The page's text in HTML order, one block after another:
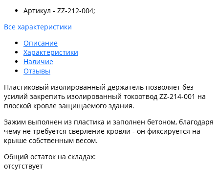
Артикул - ZZ-212-004;
Все характеристики
Описание
Характеристики
Наличие
Отзывы
Пластиковый изолированный держатель позволяет без
усилий закрепить изолированный токоотвод ZZ-214-001 на
плоской кровле защищаемого здания.
Зажим выполнен из пластика и заполнен бетоном, благодаря
чему не требуется сверление кровли - он фиксируется на
крыше собственным весом.
Общий остаток на складах:
отсутствует